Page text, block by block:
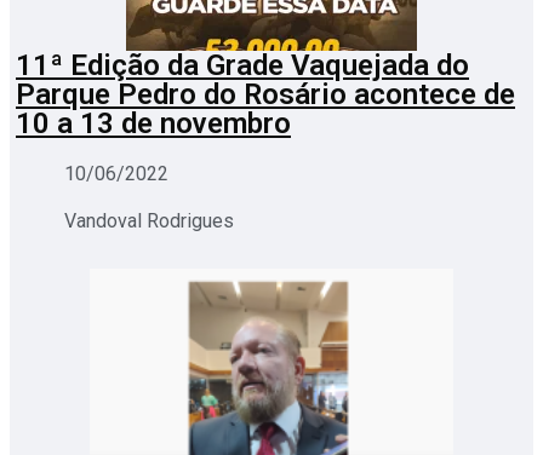
11ª Edição da Grade Vaquejada do
Parque Pedro do Rosário acontece de
10 a 13 de novembro
10/06/2022
Vandoval Rodrigues